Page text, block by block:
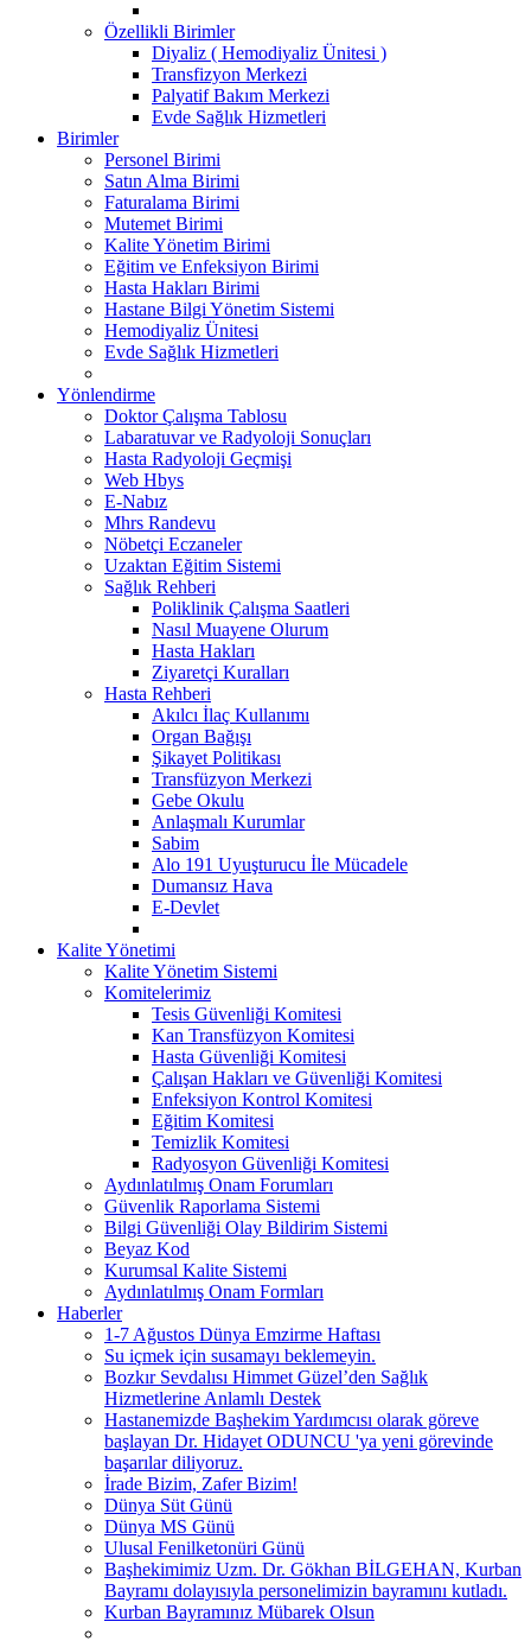
Özellikli Birimler
Diyaliz ( Hemodiyaliz Ünitesi )
Transfizyon Merkezi
Palyatif Bakım Merkezi
Evde Sağlık Hizmetleri
Birimler
Personel Birimi
Satın Alma Birimi
Faturalama Birimi
Mutemet Birimi
Kalite Yönetim Birimi
Eğitim ve Enfeksiyon Birimi
Hasta Hakları Birimi
Hastane Bilgi Yönetim Sistemi
Hemodiyaliz Ünitesi
Evde Sağlık Hizmetleri
Yönlendirme
Doktor Çalışma Tablosu
Labaratuvar ve Radyoloji Sonuçları
Hasta Radyoloji Geçmişi
Web Hbys
E-Nabız
Mhrs Randevu
Nöbetçi Eczaneler
Uzaktan Eğitim Sistemi
Sağlık Rehberi
Poliklinik Çalışma Saatleri
Nasıl Muayene Olurum
Hasta Hakları
Ziyaretçi Kuralları
Hasta Rehberi
Akılcı İlaç Kullanımı
Organ Bağışı
Şikayet Politikası
Transfüzyon Merkezi
Gebe Okulu
Anlaşmalı Kurumlar
Sabim
Alo 191 Uyuşturucu İle Mücadele
Dumansız Hava
E-Devlet
Kalite Yönetimi
Kalite Yönetim Sistemi
Komitelerimiz
Tesis Güvenliği Komitesi
Kan Transfüzyon Komitesi
Hasta Güvenliği Komitesi
Çalışan Hakları ve Güvenliği Komitesi
Enfeksiyon Kontrol Komitesi
Eğitim Komitesi
Temizlik Komitesi
Radyosyon Güvenliği Komitesi
Aydınlatılmış Onam Forumları
Güvenlik Raporlama Sistemi
Bilgi Güvenliği Olay Bildirim Sistemi
Beyaz Kod
Kurumsal Kalite Sistemi
Aydınlatılmış Onam Formları
Haberler
1-7 Ağustos Dünya Emzirme Haftası
Su içmek için susamayı beklemeyin.
Bozkır Sevdalısı Himmet Güzel’den Sağlık
Hizmetlerine Anlamlı Destek
Hastanemizde Başhekim Yardımcısı olarak göreve
başlayan Dr. Hidayet ODUNCU 'ya yeni görevinde
başarılar diliyoruz.
İrade Bizim, Zafer Bizim!
Dünya Süt Günü
Dünya MS Günü
Ulusal Fenilketonüri Günü
Başhekimimiz Uzm. Dr. Gökhan BİLGEHAN, Kurban
Bayramı dolayısıyla personelimizin bayramını kutladı.
Kurban Bayramınız Mübarek Olsun